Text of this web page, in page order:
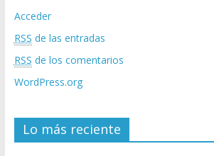
Acceder
RSS de las entradas
RSS de los comentarios
WordPress.org
Lo más reciente